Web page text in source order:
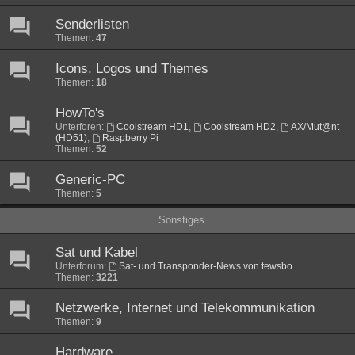
Senderlisten
Themen: 47
Icons, Logos und Themes
Themen: 18
HowTo's
Unterforen: Coolstream HD1, Coolstream HD2,
AX/Mut@nt
(HD51),
Raspberry Pi
Themen: 52
Generic-PC
Themen: 5
Sonstiges
Sat und Kabel
Unterforum:
Sat- und Transponder-News von tewsbo
Themen: 3221
Netzwerke, Internet und Telekommunikation
Themen: 9